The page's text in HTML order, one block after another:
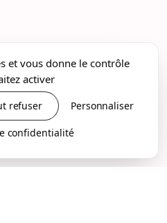
et vous donne le contrôle
activer
refuser Personnaliser
confidentialité